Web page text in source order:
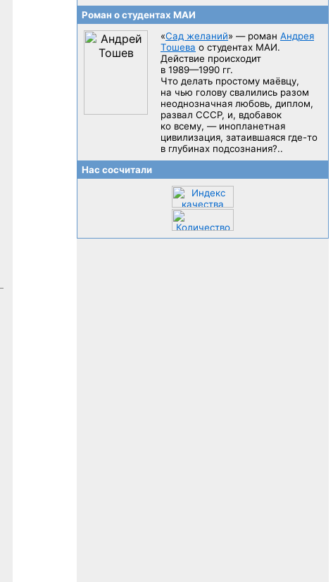
Роман о студентах МАИ
«Сад желаний» — роман Андрея
Тошева о студентах МАИ.
Действие происходит
в 1989—1990 гг.
Что делать простому маёвцу,
на чью голову свалились разом
неоднозначная любовь, диплом,
развал CCCP, и, вдобавок
ко всему, — инопланетная
цивилизация, затаившаяся где-то
в глубинах подсознания?..
Нас сосчитали